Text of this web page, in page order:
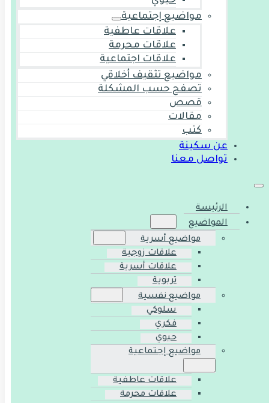
مواضيع إجتماعية
علاقات عاطفية
علاقات محرمة
علاقات اجتماعية
مواضيع تثقيف أخلاقي
تصفح حسب المشكلة
قصص
مقالات
كتب
عن سكينة
تواصل معنا
الرئيسة
المواضيع
مواضيع أسرية
علاقات زوجية
علاقات أسرية
تربوية
مواضيع نفسية
سلوكي
فكري
حيوي
مواضيع إجتماعية
علاقات عاطفية
علاقات محرمة